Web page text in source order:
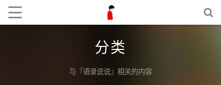
分类
与『语录说说』相关的内容